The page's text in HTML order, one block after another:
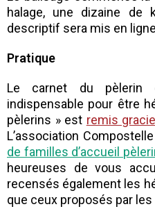
halage, une dizaine de
descriptif sera mis en
Pratique
Le carnet du pèlerin
indispensable pour être
pèlerins » est remis
L’association
de familles d’accueil
heureuses de vous
recensés également les
que ceux proposés par